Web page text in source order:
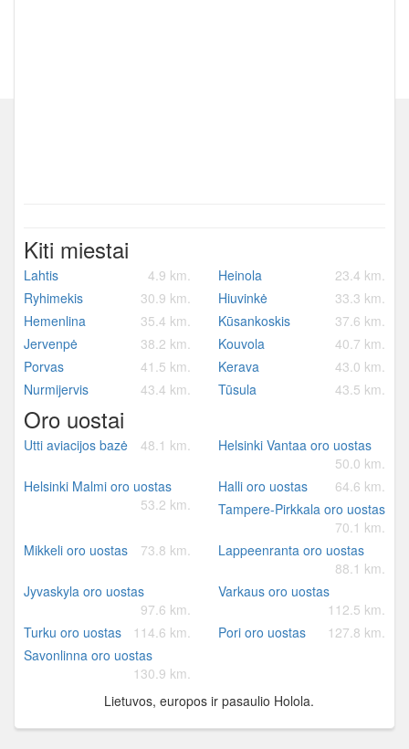
Kiti miestai
Lahtis 4.9 km. Heinola
23.4 km.
Ryhimekis
30.9 km. Hiuvinkė
33.3 km.
Hemenlina
35.4 km. Kūsankoskis
37.6 km.
Jervenpė
38.2 km. Kouvola
40.7 km.
Porvas
41.5 km. Kerava
43.0 km.
Nurmijervis
43.4 km. Tūsula 43.5 km.
Oro uostai
Utti aviacijos bazė 48.1 km.
Helsinki Vantaa oro uostas
50.0 km.
Helsinki Malmi oro uostas
53.2 km.
Halli oro uostas
64.6 km.
Tampere-Pirkkala oro uostas
70.1 km.
Mikkeli oro uostas
73.8 km.
Lappeenranta oro uostas
88.1 km.
Jyvaskyla oro uostas
97.6 km.
Varkaus oro uostas
112.5 km.
Turku oro uostas
114.6 km. Pori oro uostas
127.8 km.
Savonlinna oro uostas
130.9 km.
Lietuvos, europos ir pasaulio Holola.